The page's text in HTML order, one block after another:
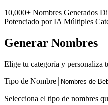
10,000+ Nombres Generados
Potenciado por IA Múltiples
Generar Nombres
Elige tu categoría y personaliza
Tipo de Nombre
Selecciona el tipo de nombres